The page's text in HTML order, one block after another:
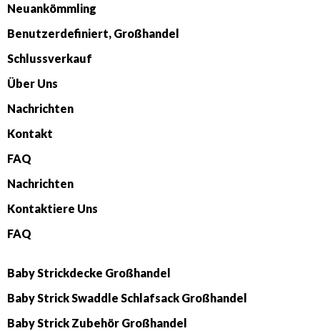
Neuankömmling
Benutzerdefiniert, Großhandel
Schlussverkauf
Über Uns
Nachrichten
Kontakt
FAQ
Nachrichten
Kontaktiere Uns
FAQ
Baby Strickdecke Großhandel
Baby Strick Swaddle Schlafsack Großhandel
Baby Strick Zubehör Großhandel